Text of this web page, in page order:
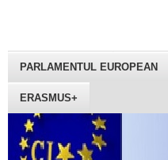
PARLAMENTUL EUROPEAN
ERASMUS+